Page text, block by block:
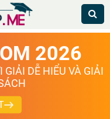
2026
DỄ HIỂU VÀ GIẢI